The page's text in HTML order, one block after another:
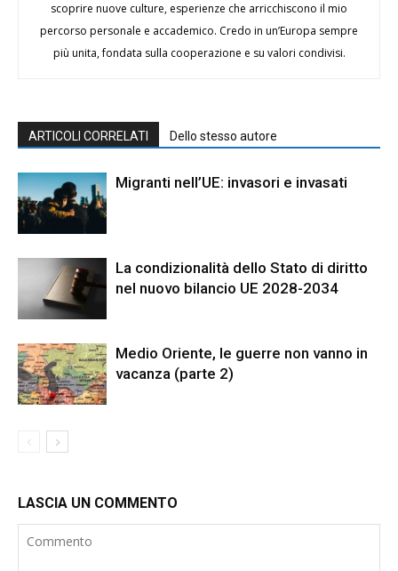
scoprire nuove culture, esperienze che arricchiscono il mio
percorso personale e accademico. Credo in un’Europa sempre
più unita, fondata sulla cooperazione e su valori condivisi.
ARTICOLI CORRELATI Dello stesso autore
Migranti nell’UE: invasori e invasati
La condizionalità dello Stato di diritto
nel nuovo bilancio UE 2028-2034
Medio Oriente, le guerre non vanno in
vacanza (parte 2)
LASCIA UN COMMENTO